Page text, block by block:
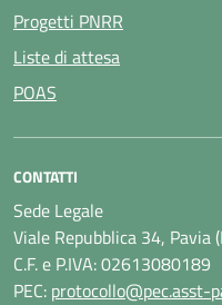
Progetti PNRR
Liste di attesa
POAS
CONTATTI
Sede Legale
Viale Repubblica 34, Pavia
C.F. e P.IVA: 02613080189
PEC: protocollo@pec.asst-